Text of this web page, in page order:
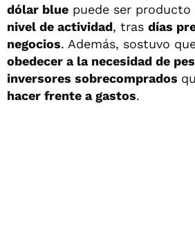
dólar blue puede ser producto
nivel de actividad, tras días
negocios. Además, sostuvo
obedecer a la necesidad de
inversores sobrecomprados
hacer frente a gastos.